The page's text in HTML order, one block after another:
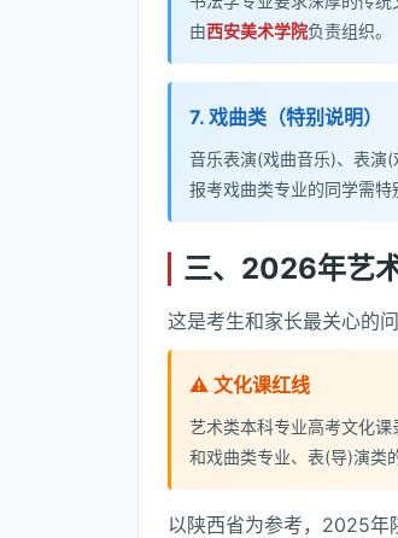
由西安美术学院负责组织。
7. 戏曲类（特别说明）
音乐表演(戏曲音乐)、表演(
报考戏曲类专业的同学需特
三、2026年艺
这是考生和家长最关心的
⚠️ 文化课红线
艺术类本科专业高考文化
和戏曲类专业、表(导)演类
以陕西省为参考，2025年